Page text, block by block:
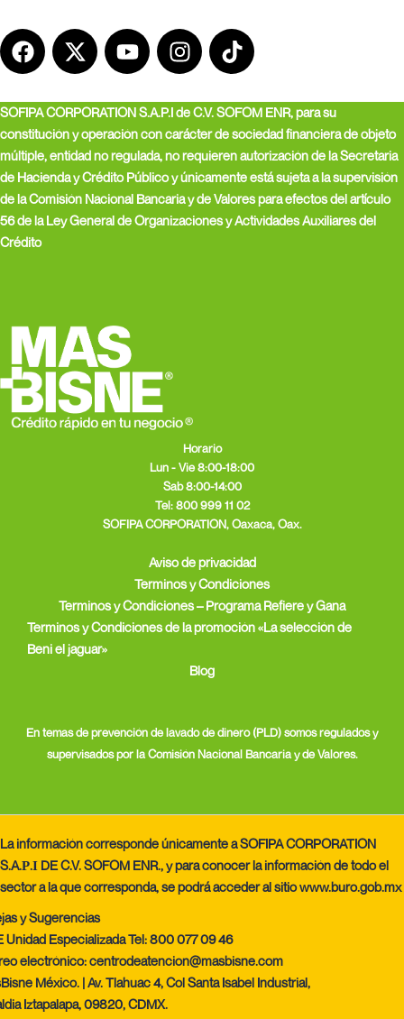
F
a
e
b
o
o
k
X
-
w
i
t
t
e
r
Y
o
t
u
b
e
I
n
t
a
g
r
a
m
T
i
t
o
k
SOFIPA CORPORATION S.A.P.I de C.V. SOFOM ENR, para su
constitución y operación con carácter de sociedad financiera de objeto
múltiple, entidad no regulada, no requieren autorización de la Secretaria
de Hacienda y Crédito Público y únicamente está sujeta a la supervisión
de la Comisión Nacional Bancaria y de Valores para efectos del artículo
56 de la Ley General de Organizaciones y Actividades Auxiliares del
Crédito
Horario
Lun - Vie 8:00-18:00
Sab 8:00-14:00
Tel:800 999 11 02
SOFIPA CORPORATION, Oaxaca, Oax.
Aviso de privacidad
Terminos y Condiciones
Terminos y Condiciones – Programa Refiere y Gana
Terminos y Condiciones de la promoción «La selección de
Beni el jaguar»
Blog
En temas de prevención de lavado de dinero (PLD) somos regulados y
supervisados por la Comisión Nacional Bancaria y de Valores.
La información corresponde únicamente a SOFIPA CORPORATION
S.A.Ρ.Ι DE C.V. SOFOM ENR., y para conocer la información de todo el
sector a la que corresponda, se podrá acceder al sitiowww.buro.gob.mx
y Sugerencias
Unidad Especializada Tel: 800 077 09 46
electrónico: centrodeatencion@masbisne.com
México. | Av. Tlahuac 4, Col Santa Isabel Industrial,
Iztapalapa, 09820, CDMX.